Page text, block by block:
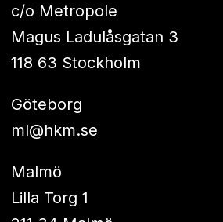
c/o Metropole
Magus Ladulåsgatan 3
118 63 Stockholm
Göteborg
ml@hkm.se
Malmö
Lilla Torg 1